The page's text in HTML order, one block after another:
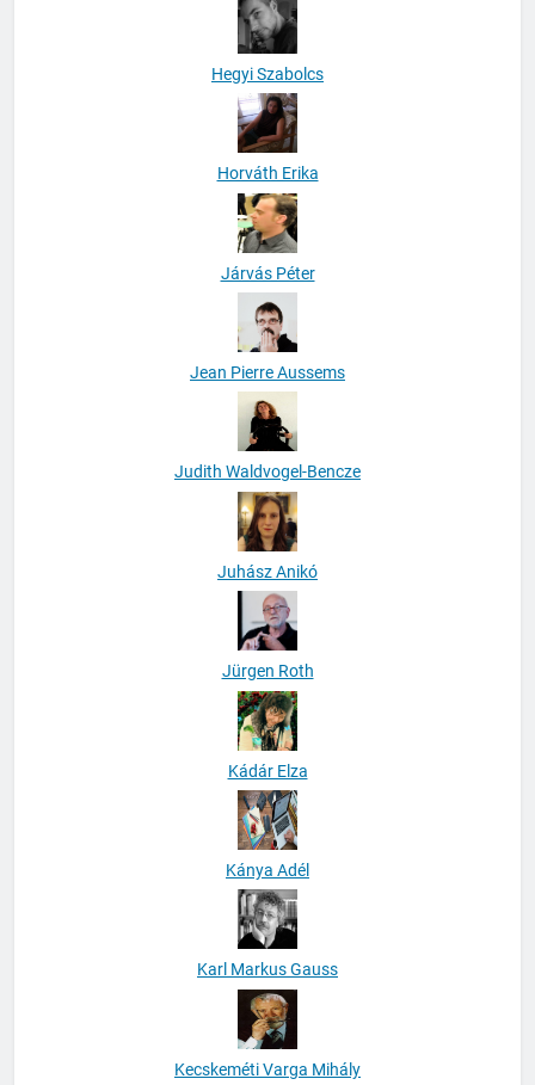
Hegyi Szabolcs
Horváth Erika
Járvás Péter
Jean Pierre Aussems
Judith Waldvogel-Bencze
Juhász Anikó
Jürgen Roth
Kádár Elza
Kánya Adél
Karl Markus Gauss
Kecskeméti Varga Mihály